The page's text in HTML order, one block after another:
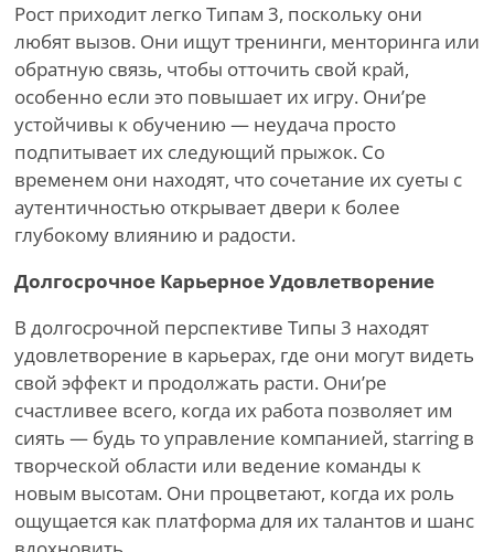
Рост приходит легко Типам 3, поскольку они
любят вызов. Они ищут тренинги, менторинга или
обратную связь, чтобы отточить свой край,
особенно если это повышает их игру. Они’ре
устойчивы к обучению — неудача просто
подпитывает их следующий прыжок. Со
временем они находят, что сочетание их суеты с
аутентичностью открывает двери к более
глубокому влиянию и радости.
Долгосрочное Карьерное Удовлетворение
В долгосрочной перспективе Типы 3 находят
удовлетворение в карьерах, где они могут видеть
свой эффект и продолжать расти. Они’ре
счастливее всего, когда их работа позволяет им
сиять — будь то управление компанией, starring в
творческой области или ведение команды к
новым высотам. Они процветают, когда их роль
ощущается как платформа для их талантов и шанс